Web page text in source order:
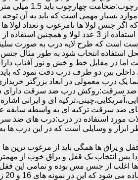
باید 1.5 میلی متر باشد و یا بالاتر از آن
بسیار مهمی است که باید به آن توجه
که اگر جنس لولا ها نامرغوب و تعداد
از لولای بلبرینگ دار است.
است که طرح لایه درب به صورت سلیقه
استفاده انتخاب شود به طور مثال
اما در مقابل خط و خش و نور آفتاب
داخلی بین دو طرف درب دقت نمود که
یک درب معمولی در ابعاد بزرگتر
سرقت:روکش درب ضد سرقت دارای در
ای و
ضد سرقت ترکیه ای به واسطه سابقه
مورد استفاده در درب:درب های ضد
ابزار و وسایلی است که در این درب
و یراق ها همگی باید از مرغوب ترین
پس انتخاب یک قفل و یراق خوب از
اغلب از جنس مس بوده و تمامی این قفل